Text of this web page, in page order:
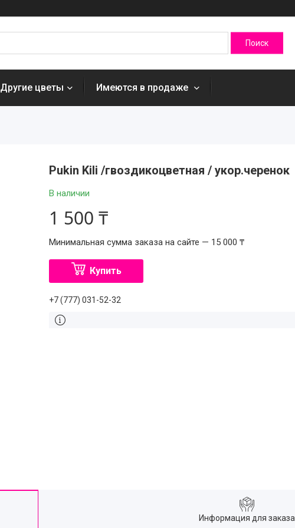
Другие цветы Имеются в продаже
Pukin Kili /гвоздикоцветная / укор.черенок
В наличии
1 500 ₸
Минимальная сумма заказа на сайте — 15 000 ₸
Купить
+7 (777) 031-52-32
Информация для заказа